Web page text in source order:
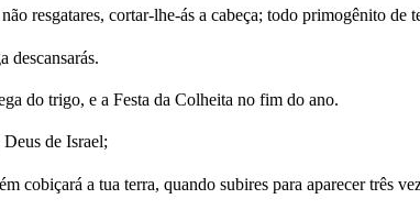
resgatares, cortar-lhe-ás a cabeça; todo primogênito
descansarás.
do trigo, e a Festa da Colheita no fim do ano.
Deus de Israel;
cobiçará a tua terra, quando subires para aparecer três